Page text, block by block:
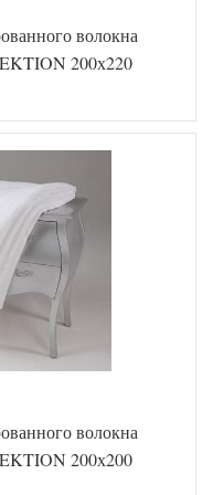
волокна
200х220
волокна
200х200